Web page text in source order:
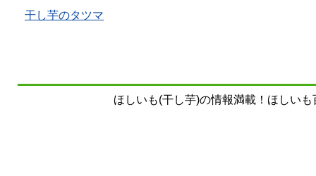
干し芋のタツマ
ほしいも(干し芋)の情報満載！ほしい